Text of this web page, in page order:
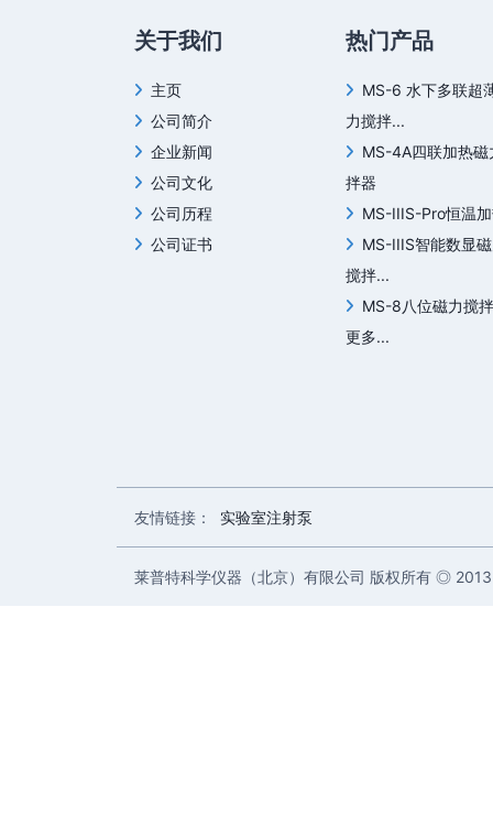
关于我们
主页
公司简介
企业新闻
公司文化
公司历程
公司证书
热门产品
MS-6 水下多联超
力搅拌...
MS-4A四联加热磁
拌器
MS-IIIS-Pro恒温
MS-IIIS智能数显
搅拌...
MS-8八位磁力搅
更多...
友情链接： 实验室注射泵
莱普特科学仪器（北京）有限公司 版权所有 ◎